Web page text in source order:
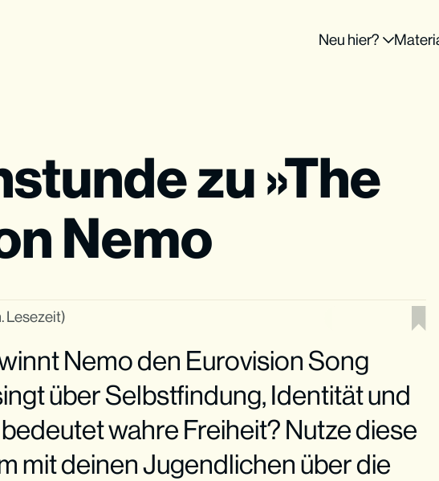
Neu hier?
zu »The
Nemo
Lesezeit)
Nemo den Eurovision Song
über Selbstfindung, Identität und
wahre Freiheit? Nutze diese
mit deinen Jugendlichen über die